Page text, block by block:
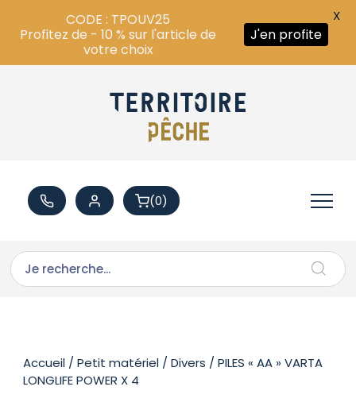
(0)
Accueil /Petit matériel /Divers / PILES « AA » VARTA
LONGLIFE POWER X 4
CODE : TPOUV25
Profitez de - 10 % sur l'article de
votre choix
J'en profite
X